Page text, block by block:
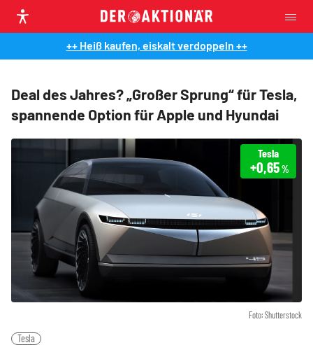
++ Heiß kaufen, eiskalt verdoppeln ++
Deal des Jahres? „Großer Sprung“ für Tesla,
spannende Option für Apple und Hyundai
Foto: Shutterstock
Tesla
+0,65%
Tesla